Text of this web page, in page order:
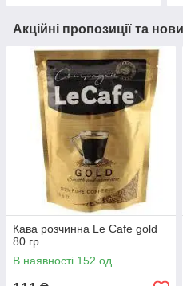
Акційні пропозиції та
Кава розчинна Le Cafe gold
80 гр
В наявності 152 од.